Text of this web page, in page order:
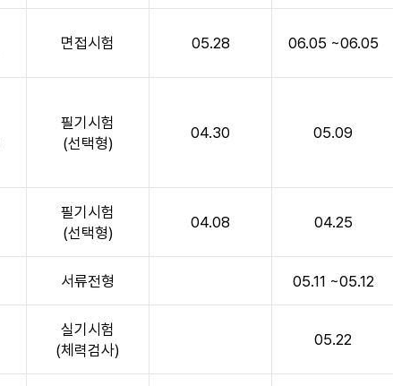
면접시험 05.28 06.05 ~06.05
필기시험
(선택형)
04.30 05.09
필기시험
(선택형)
04.08 04.25
서류전형 05.11 ~05.12
실기시험
(체력검사)
05.22